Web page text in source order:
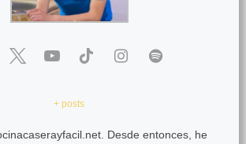
+ posts
Desde entonces, he